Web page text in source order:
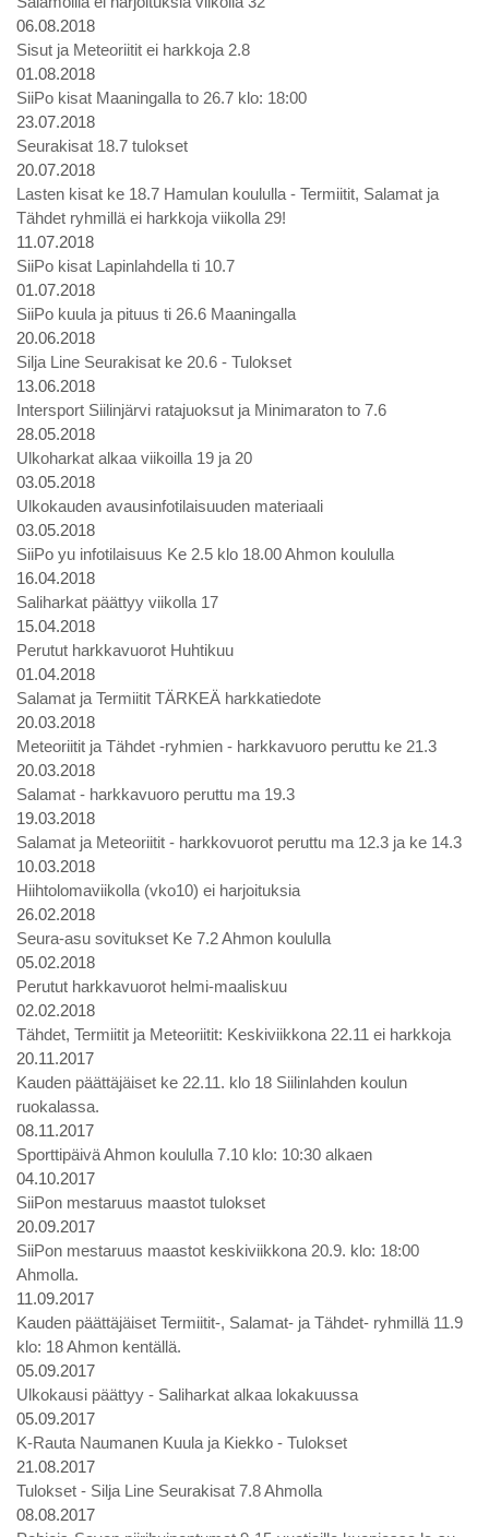
06.08.2018
Sisut ja Meteoriitit ei harkkoja 2.8
01.08.2018
SiiPo kisat Maaningalla to 26.7 klo: 18:00
23.07.2018
Seurakisat 18.7 tulokset
20.07.2018
Lasten kisat ke 18.7 Hamulan koululla - Termiitit, Salamat ja
Tähdet ryhmillä ei harkkoja viikolla 29!
11.07.2018
SiiPo kisat Lapinlahdella ti 10.7
01.07.2018
SiiPo kuula ja pituus ti 26.6 Maaningalla
20.06.2018
Silja Line Seurakisat ke 20.6 - Tulokset
13.06.2018
Intersport Siilinjärvi ratajuoksut ja Minimaraton to 7.6
28.05.2018
Ulkoharkat alkaa viikoilla 19 ja 20
03.05.2018
Ulkokauden avausinfotilaisuuden materiaali
03.05.2018
SiiPo yu infotilaisuus Ke 2.5 klo 18.00 Ahmon koululla
16.04.2018
Saliharkat päättyy viikolla 17
15.04.2018
Perutut harkkavuorot Huhtikuu
01.04.2018
Salamat ja Termiitit TÄRKEÄ harkkatiedote
20.03.2018
Meteoriitit ja Tähdet -ryhmien - harkkavuoro peruttu ke 21.3
20.03.2018
Salamat - harkkavuoro peruttu ma 19.3
19.03.2018
Salamat ja Meteoriitit - harkkovuorot peruttu ma 12.3 ja ke 14.3
10.03.2018
Hiihtolomaviikolla (vko10) ei harjoituksia
26.02.2018
Seura-asu sovitukset Ke 7.2 Ahmon koululla
05.02.2018
Perutut harkkavuorot helmi-maaliskuu
02.02.2018
Tähdet, Termiitit ja Meteoriitit: Keskiviikkona 22.11 ei harkkoja
20.11.2017
Kauden päättäjäiset ke 22.11. klo 18 Siilinlahden koulun
ruokalassa.
08.11.2017
Sporttipäivä Ahmon koululla 7.10 klo: 10:30 alkaen
04.10.2017
SiiPon mestaruus maastot tulokset
20.09.2017
SiiPon mestaruus maastot keskiviikkona 20.9. klo: 18:00
Ahmolla.
11.09.2017
Kauden päättäjäiset Termiitit-, Salamat- ja Tähdet- ryhmillä 11.9
klo: 18 Ahmon kentällä.
05.09.2017
Ulkokausi päättyy - Saliharkat alkaa lokakuussa
05.09.2017
K-Rauta Naumanen Kuula ja Kiekko - Tulokset
21.08.2017
Tulokset - Silja Line Seurakisat 7.8 Ahmolla
08.08.2017